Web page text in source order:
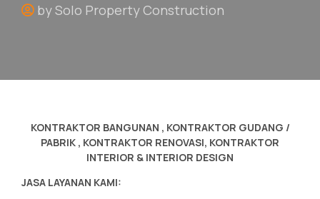
by Solo Property Construction
KONTRAKTOR BANGUNAN , KONTRAKTOR GUDANG /
PABRIK , KONTRAKTOR RENOVASI, KONTRAKTOR
INTERIOR & INTERIOR DESIGN
JASA LAYANAN KAMI: